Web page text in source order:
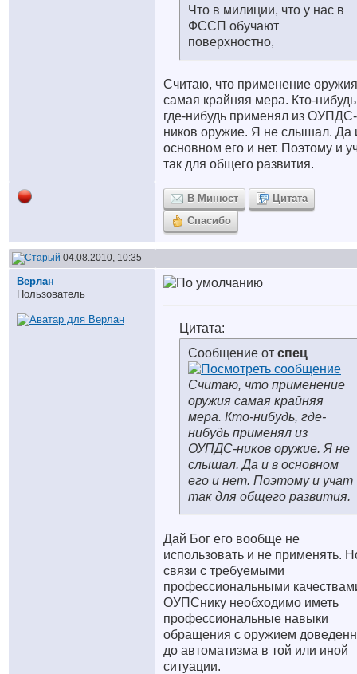
Что в милиции, что у нас в
ФССП обучают
поверхностно,
Считаю, что применение оружия
самая крайняя мера. Кто-
где-нибудь применял из ОУПДС-
ников оружие. Я не слышал. Да
основном его и нет. Поэтому и
так для общего развития.
В Минюст
Цитата
Спасибо
04.08.2010, 10:35
Верлан
Пользователь
Цитата:
Сообщение от спец
Считаю, что применение
оружия самая крайняя
мера. Кто-нибудь, где-
нибудь применял из
ОУПДС-ников оружие. Я не
слышал. Да и в основном
его и нет. Поэтому и учат
так для общего развития.
Дай Бог его вообще не
использовать и не применять.
связи с требуемыми
профессиональными
ОУПСнику необходимо иметь
профессиональные навыки
обращения с оружием
до автоматизма в той или иной
ситуации.